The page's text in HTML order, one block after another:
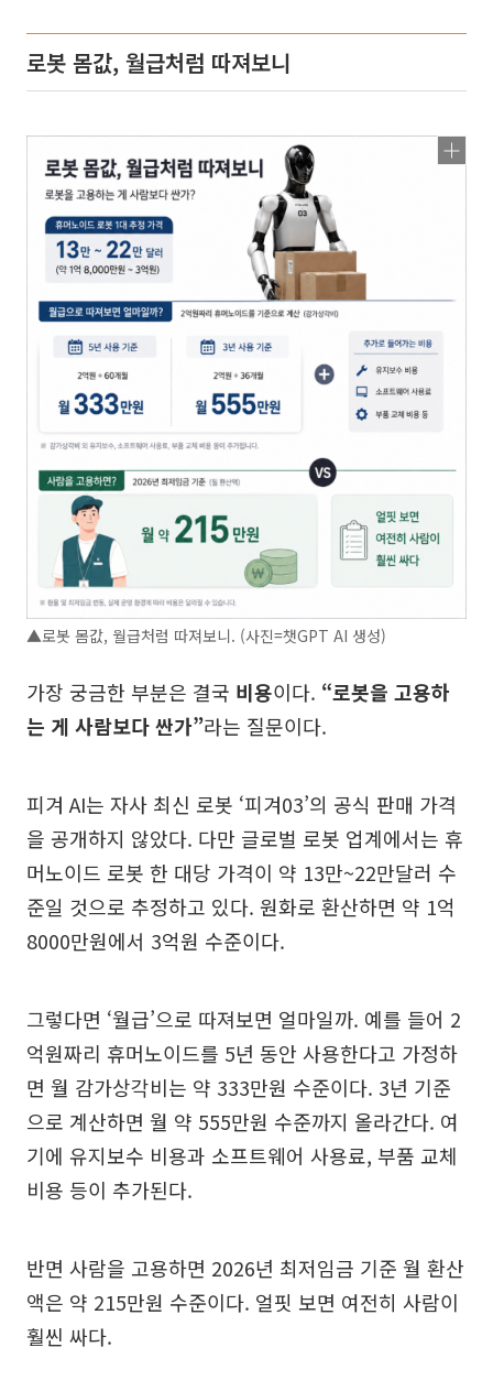
로봇 몸값, 월급처럼 따져보니
▲로봇 몸값, 월급처럼 따져보니. (사진=챗GPT AI 생성)
가장 궁금한 부분은 결국 비용이다. “로봇을 고용하
는 게 사람보다 싼가”라는 질문이다.
피겨 AI는 자사 최신 로봇 ‘피겨03’의 공식 판매 가격
을 공개하지 않았다. 다만 글로벌 로봇 업계에서는 휴
머노이드 로봇 한 대당 가격이 약 13만~22만달러 수
준일 것으로 추정하고 있다. 원화로 환산하면 약 1억
8000만원에서 3억원 수준이다.
그렇다면 ‘월급’으로 따져보면 얼마일까. 예를 들어 2
억원짜리 휴머노이드를 5년 동안 사용한다고 가정하
면 월 감가상각비는 약 333만원 수준이다. 3년 기준
으로 계산하면 월 약 555만원 수준까지 올라간다. 여
기에 유지보수 비용과 소프트웨어 사용료, 부품 교체
비용 등이 추가된다.
반면 사람을 고용하면 2026년 최저임금 기준 월 환산
액은 약 215만원 수준이다. 얼핏 보면 여전히 사람이
훨씬 싸다.